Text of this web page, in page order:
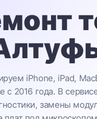
iPhone, iPad,
с 2016 года. В
замены